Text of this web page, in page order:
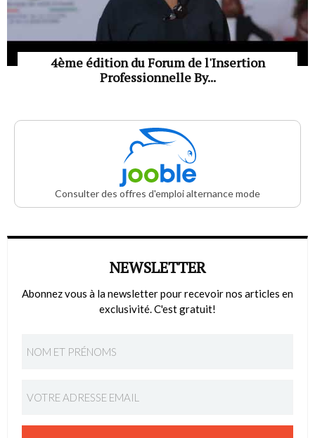
4ème édition du Forum de l'Insertion
Professionnelle By...
Consulter des offres d'emploi alternance mode
NEWSLETTER
Abonnez vous à la newsletter pour recevoir nos articles en
exclusivité. C'est gratuit!